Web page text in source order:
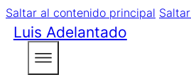
Saltar al contenido principal
Luis Adelantado